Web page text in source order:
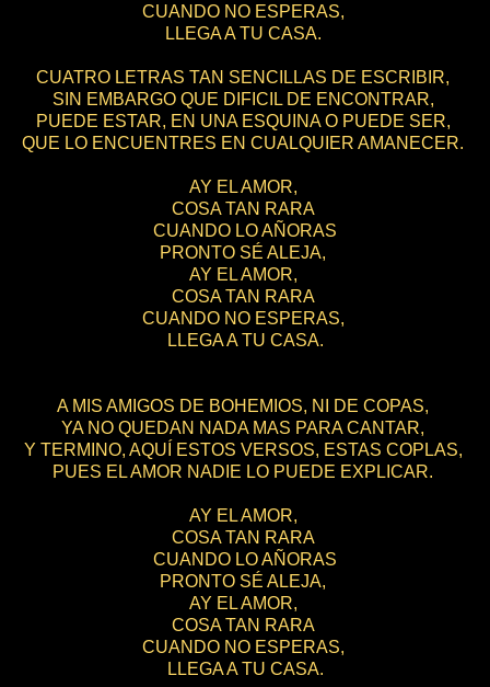
CUANDO NO ESPERAS,
LLEGA A TU CASA.
CUATRO LETRAS TAN SENCILLAS DE ESCRIBIR,
SIN EMBARGO QUE DIFICIL DE ENCONTRAR,
PUEDE ESTAR, EN UNA ESQUINA O PUEDE SER,
QUE LO ENCUENTRES EN CUALQUIER AMANECER.
AY EL AMOR,
COSA TAN RARA
CUANDO LO AÑORAS
PRONTO SÉ ALEJA,
AY EL AMOR,
COSA TAN RARA
CUANDO NO ESPERAS,
LLEGA A TU CASA.
A MIS AMIGOS DE BOHEMIOS, NI DE COPAS,
YA NO QUEDAN NADA MAS PARA CANTAR,
Y TERMINO, AQUÍ ESTOS VERSOS, ESTAS COPLAS,
PUES EL AMOR NADIE LO PUEDE EXPLICAR.
AY EL AMOR,
COSA TAN RARA
CUANDO LO AÑORAS
PRONTO SÉ ALEJA,
AY EL AMOR,
COSA TAN RARA
CUANDO NO ESPERAS,
LLEGA A TU CASA.